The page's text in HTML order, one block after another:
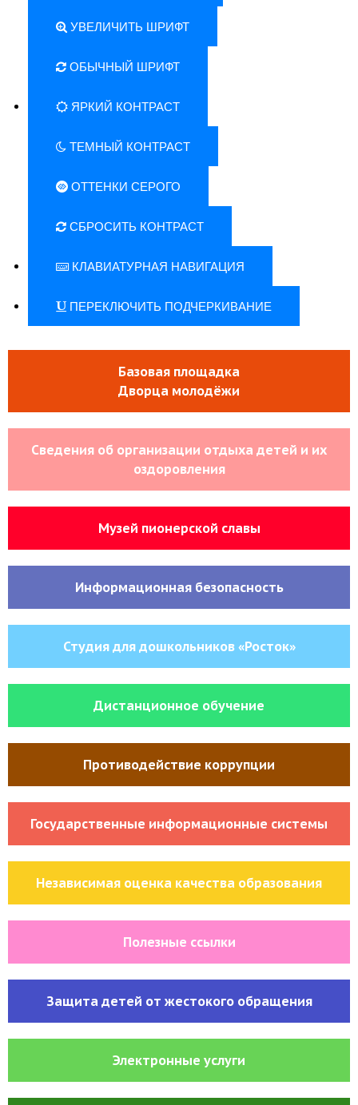
УВЕЛИЧИТЬ ШРИФТ
ОБЫЧНЫЙ ШРИФТ
ЯРКИЙ КОНТРАСТ
ТЕМНЫЙ КОНТРАСТ
ОТТЕНКИ СЕРОГО
СБРОСИТЬ КОНТРАСТ
КЛАВИАТУРНАЯ НАВИГАЦИЯ
ПЕРЕКЛЮЧИТЬ ПОДЧЕРКИВАНИЕ
Базовая площадка
Дворца молодёжи
Сведения об организации отдыха детей и их
оздоровления
Музей пионерской славы
Информационная безопасность
Студия для дошкольников «Росток»
Дистанционное обучение
Противодействие коррупции
Государственные информационные системы
Независимая оценка качества образования
Полезные ссылки
Защита детей от жестокого обращения
Электронные услуги